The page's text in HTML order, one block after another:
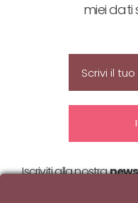
miei dati
Iscriviti alla nostra